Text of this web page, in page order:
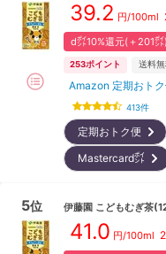
39.2 円/100ml
d㌽10%還元(＋201㌽)
253ポイント 送料
Amazon 定期おト
413件
定期おトク便
Mastercard㌽
5位 伊藤園 こどもむぎ茶
41.0 円/100ml